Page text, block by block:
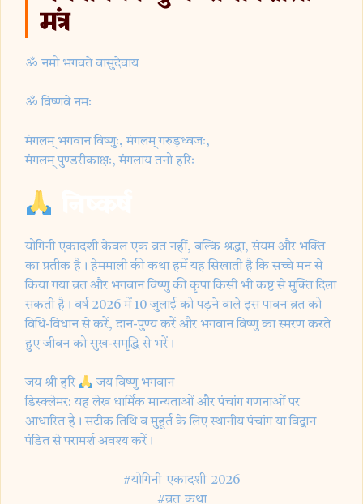
मंत्र
ॐ नमो भगवते वासुदेवाय
ॐ विष्णवे नमः
मंगलम् भगवान विष्णुः, मंगलम् गरुड़ध्वजः,
मंगलम् पुण्डरीकाक्षः, मंगलाय तनो हरिः
योगिनी एकादशी केवल एक व्रत नहीं, बल्कि श्रद्धा, संयम और भक्ति
का प्रतीक है। हेममाली की कथा हमें यह सिखाती है कि सच्चे मन से
किया गया व्रत और भगवान विष्णु की कृपा किसी भी कष्ट से मुक्ति दिला
सकती है। वर्ष 2026 में 10 जुलाई को पड़ने वाले इस पावन व्रत को
विधि-विधान से करें, दान-पुण्य करें और भगवान विष्णु का स्मरण करते
हुए जीवन को सुख-समृद्धि से भरें।
जय श्री हरि
जय विष्णु भगवान
डिस्क्लेमर: यह लेख धार्मिक मान्यताओं और पंचांग गणनाओं पर
आधारित है। सटीक तिथि व मुहूर्त के लिए स्थानीय पंचांग या विद्वान
पंडित से परामर्श अवश्य करें।
#योगिनी_एकादशी_2026
#व्रत_कथा